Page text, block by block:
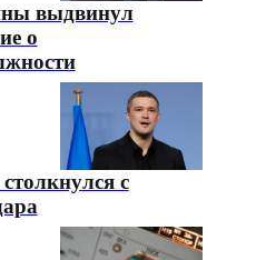
выдвинул
о
с